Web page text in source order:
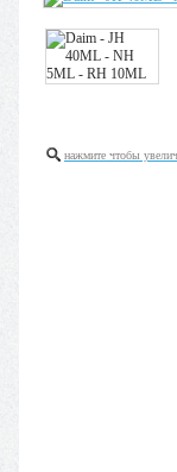
нажмите чтобы